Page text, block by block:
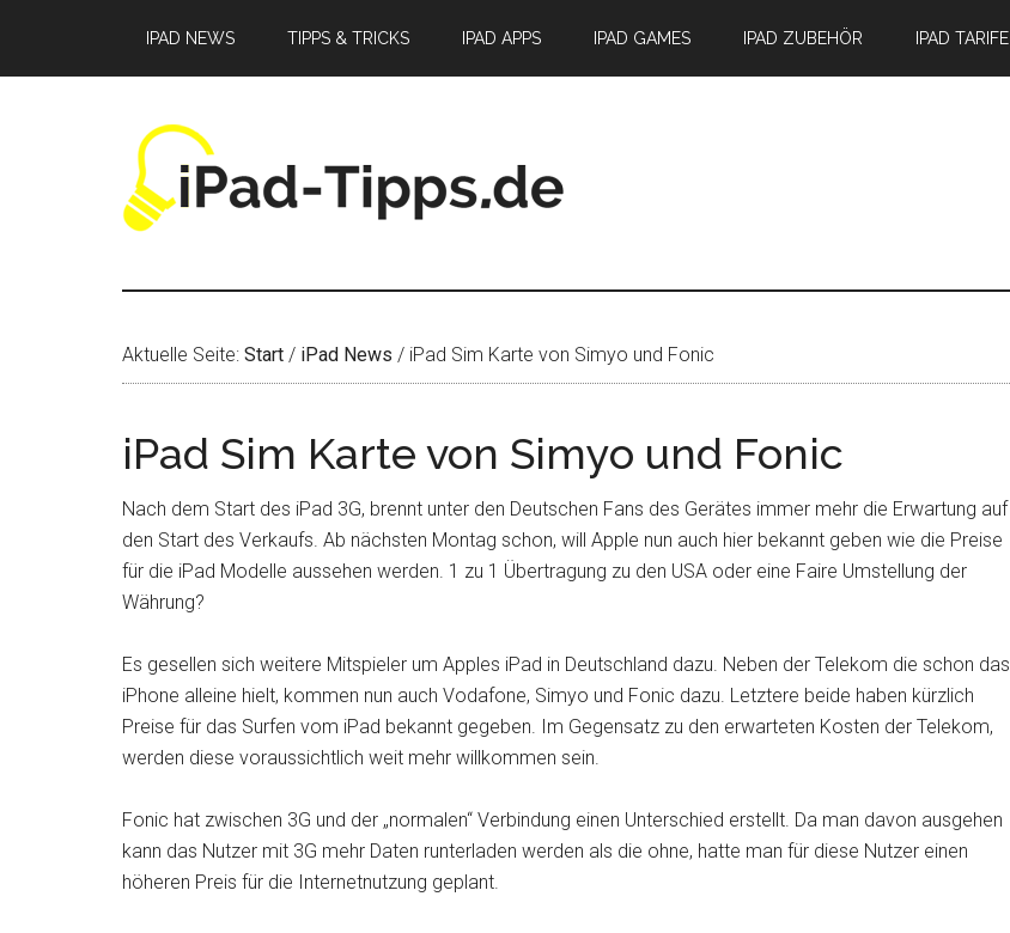
springen
springen
springen
IPAD NEWS TIPPS & TRICKS IPAD APPS IPAD GAMES IPAD ZUBEHÖR IPAD TARIFE
Aktuelle Seite: Start / iPad News / iPad Sim Karte von Simyo und Fonic
iPad Sim Karte von Simyo und Fonic
Nach dem Start des iPad 3G, brennt unter den Deutschen Fans des Gerätes immer mehr die Erwartung auf
den Start des Verkaufs. Ab nächsten Montag schon, will Apple nun auch hier bekannt geben wie die Preise
für die iPad Modelle aussehen werden. 1 zu 1 Übertragung zu den USA oder eine Faire Umstellung der
Währung?
Es gesellen sich weitere Mitspieler um Apples iPad in Deutschland dazu. Neben der Telekom die schon das
iPhone alleine hielt, kommen nun auch Vodafone, Simyo und Fonic dazu. Letztere beide haben kürzlich
Preise für das Surfen vom iPad bekannt gegeben. Im Gegensatz zu den erwarteten Kosten der Telekom,
werden diese voraussichtlich weit mehr willkommen sein.
Fonic hat zwischen 3G und der „normalen“ Verbindung einen Unterschied erstellt. Da man davon ausgehen
kann das Nutzer mit 3G mehr Daten runterladen werden als die ohne, hatte man für diese Nutzer einen
höheren Preis für die Internetnutzung geplant.